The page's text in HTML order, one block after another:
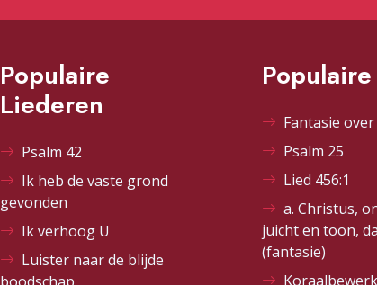
Populaire
Liederen
Psalm 42
Ik heb de vaste grond
gevonden
Ik verhoog U
Luister naar de blijde
Fantasie
Psalm 25
Lied 456:1
a. Christus,
juicht en toon,
(fantasie)